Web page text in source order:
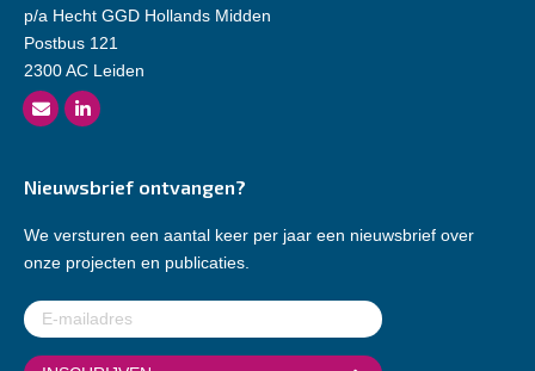
p/a Hecht GGD Hollands Midden
Postbus 121
2300 AC Leiden
Nieuwsbrief ontvangen?
We versturen een aantal keer per jaar een nieuwsbrief over
onze projecten en publicaties.
E-
mailadres(Vereist)